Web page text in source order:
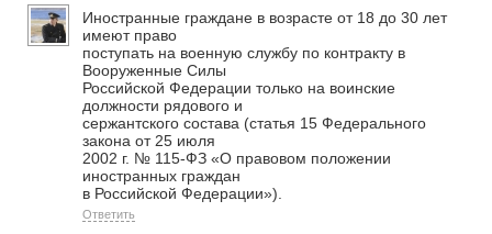
Иностранные граждане в возрасте от 18 до 30 лет
имеют право
поступать на военную службу по контракту в
Вооруженные Силы
Российской Федерации только на воинские
должности рядового и
сержантского состава (статья 15 Федерального
закона от 25 июля
2002 г. № 115-ФЗ «О правовом положении
иностранных граждан
в Российской Федерации»).
Ответить